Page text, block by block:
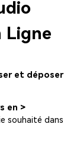
Ligne
et déposer
en >
souhaité dans